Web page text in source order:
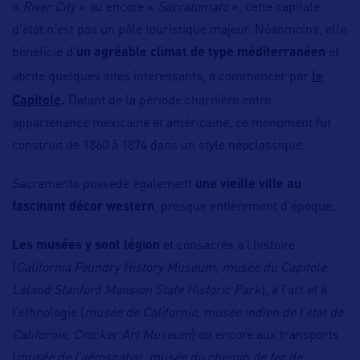
« River City » ou encore « Sacratomato
», cette capitale
d’état n’est pas un pôle touristique majeur. Néanmoins, elle
bénéficie d’
un agréable climat de type méditerranéen et
abrite quelques sites intéressants, à commencer par
le
Capitole. Datant de la période charnière entre
appartenance mexicaine et américaine, ce monument fut
construit de 1860 à 1874 dans un style néoclassique.
Sacramento possède également une vieille ville au
fascinant décor western , presque entièrement d’époque.
Les musées y sont légion et consacrés à l’histoire
California Foundry History Museum, musée du Capitole,
Leland Stanford Mansion State Historic Park
), à l’art et à
l’ethnologie (
musée de Californie, musée indien de l’état de
Californie, Crocker Art Museum ) ou encore aux transports